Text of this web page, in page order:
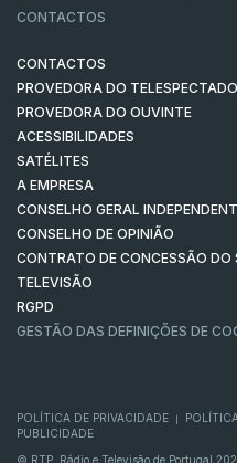
CONTACTOS
CONTACTOS
PROVEDORA DO
PROVEDORA DO OUVINTE
ACESSIBILIDADES
SATÉLITES
A EMPRESA
CONSELHO GERAL
CONSELHO DE OPINIÃO
CONTRATO DE CONCESSÃO DO
TELEVISÃO
RGPD
GESTÃO DAS DEFINIÇÕES DE
POLÍTICA DE PRIVACIDADE
PUBLICIDADE
© RTP, Rádio e Televisão de Portugal